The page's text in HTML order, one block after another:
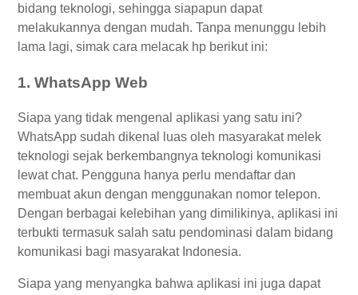
bidang teknologi, sehingga siapapun dapat
melakukannya dengan mudah. Tanpa menunggu lebih
lama lagi, simak cara melacak hp berikut ini:
1. WhatsApp Web
Siapa yang tidak mengenal aplikasi yang satu ini?
WhatsApp sudah dikenal luas oleh masyarakat melek
teknologi sejak berkembangnya teknologi komunikasi
lewat chat. Pengguna hanya perlu mendaftar dan
membuat akun dengan menggunakan nomor telepon.
Dengan berbagai kelebihan yang dimilikinya, aplikasi ini
terbukti termasuk salah satu pendominasi dalam bidang
komunikasi bagi masyarakat Indonesia.
Siapa yang menyangka bahwa aplikasi ini juga dapat